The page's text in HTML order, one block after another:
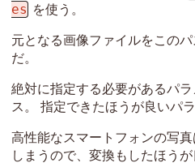
es を使う。
元となる画像ファイルをこの
だ。
絶対に指定する必要があるパ
ス。 指定できたほうが良いパ
高性能なスマートフォンの写
しまうので、変換もしたほう